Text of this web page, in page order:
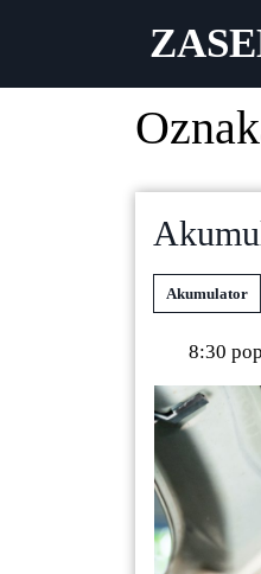
Akumulator
8:30 pop